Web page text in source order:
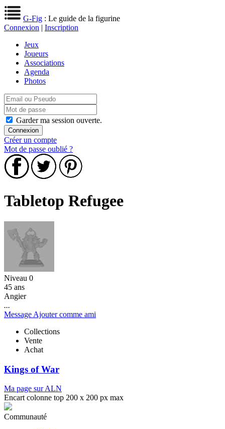
G-Fig : Le guide de la figurine
Connexion | Inscription
Jeux
Joueurs
Associations
Agenda
Photos
Garder ma session ouverte.
Créer un compte
Mot de passe oublié ?
Tabletop Refugee
Niveau 0
45 ans
Angier
...
Message Ajouter comme ami
Collections
Vente
Achat
Kings of War
Ma page sur ALN
Encart colonne top 200 x 200 px max
Communauté